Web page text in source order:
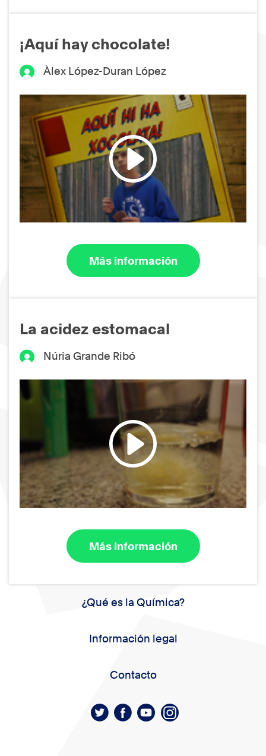
¡Aquí hay chocolate!
Àlex López-Duran López
Más información
La acidez estomacal
Núria Grande Ribó
Más información
¿Qué es la Química?
Información legal
Contacto